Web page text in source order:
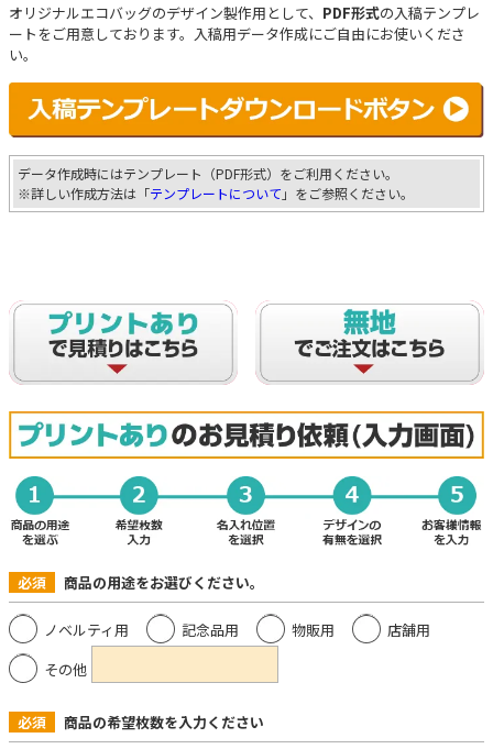
オリジナルエコバッグのデザイン製作用として、 PDF形式の入稿テンプレ
ートをご用意しております。入稿用データ作成にご自由にお使いくださ
い。
データ作成時にはテンプレート（PDF形式）をご利用ください。
※詳しい作成方法は「テンプレートについて 」をご参照ください。
必須 商品の用途をお選びください。
ノベルティ用 記念品用 物販用
店舗用
その他
必須
商品の希望枚数を入力ください